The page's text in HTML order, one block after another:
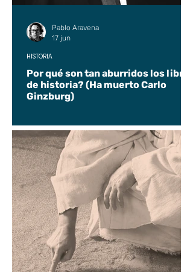
Por qué son tan aburridos los libros
de historia? (Ha muerto Carlo
Ginzburg)
HISTORIA
Pablo Aravena
17 jun